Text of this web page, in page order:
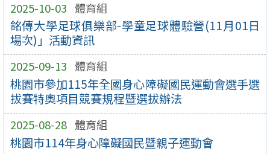
2025-10-03 體育組
銘傳大學足球俱樂部-學童足球體驗營(11月01日
場次)」活動資訊
2025-09-13 體育組
桃園市參加115年全國身心障礙國民運動會選手選
拔賽特奧項目競賽規程暨選拔辦法
2025-08-28 體育組
桃園市114年身心障礙國民暨親子運動會